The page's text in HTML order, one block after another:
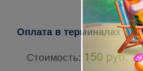
Оплата в терминалах
Стоимость: 150 pуб.